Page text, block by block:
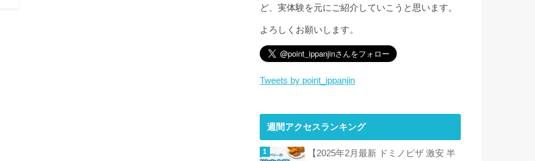
ど、実体験を元にご紹介していこうと思います。
よろしくお願いします。
Tweets by point_ippanjin
週間アクセスランキング
【2025年2月最新 ドミノピザ 激安 半